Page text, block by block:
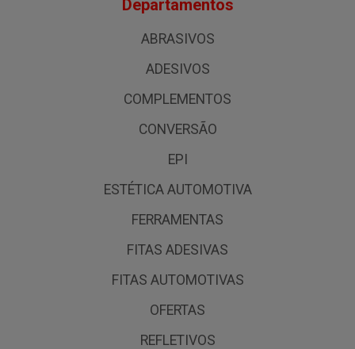
Departamentos
ABRASIVOS
ADESIVOS
COMPLEMENTOS
CONVERSÃO
EPI
ESTÉTICA AUTOMOTIVA
FERRAMENTAS
FITAS ADESIVAS
FITAS AUTOMOTIVAS
OFERTAS
REFLETIVOS